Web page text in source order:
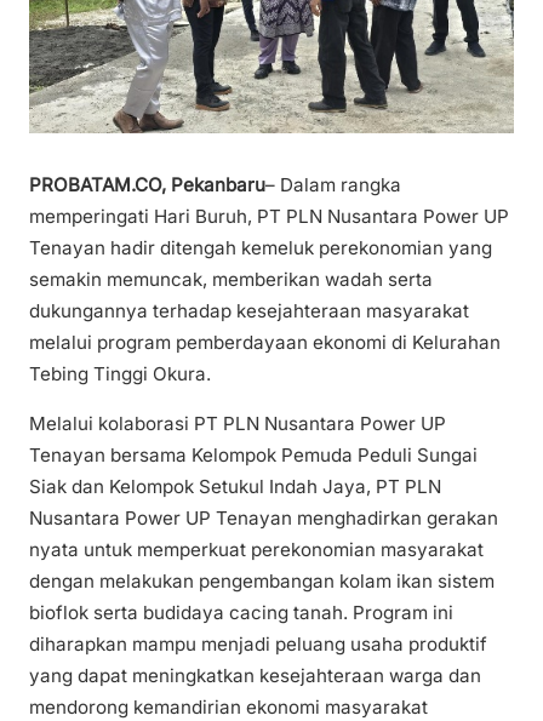
PROBATAM.CO, Pekanbaru– Dalam rangka
memperingati Hari Buruh, PT PLN Nusantara Power UP
Tenayan hadir ditengah kemeluk perekonomian yang
semakin memuncak, memberikan wadah serta
dukungannya terhadap kesejahteraan masyarakat
melalui program pemberdayaan ekonomi di Kelurahan
Tebing Tinggi Okura.
Melalui kolaborasi PT PLN Nusantara Power UP
Tenayan bersama Kelompok Pemuda Peduli Sungai
Siak dan Kelompok Setukul Indah Jaya, PT PLN
Nusantara Power UP Tenayan menghadirkan gerakan
nyata untuk memperkuat perekonomian masyarakat
dengan melakukan pengembangan kolam ikan sistem
bioflok serta budidaya cacing tanah. Program ini
diharapkan mampu menjadi peluang usaha produktif
yang dapat meningkatkan kesejahteraan warga dan
mendorong kemandirian ekonomi masyarakat